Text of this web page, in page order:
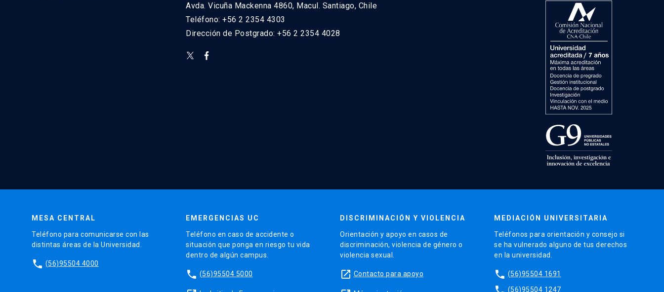
Avda. Vicuña Mackenna 4860, Macul. Santiago, Chile
Teléfono: +56 2 2354 4303
Dirección de Postgrado: +56 2 2354 4028
MESA CENTRAL
Teléfono para comunicarse con las
distintas áreas de la Universidad.
phone (56)95504 4000
EMERGENCIAS UC
Teléfono en caso de accidente o
situación que ponga en riesgo tu vida
dentro de algún campus.
phone (56)95504 5000
DISCRIMINACIÓN Y VIOLENCIA
Orientación y apoyo en casos de
discriminación, violencia de género o
violencia sexual.
launch Contacto para apoyo
MEDIACIÓN UNIVERSITARIA
Teléfonos para orientación y consejo si
se ha vulnerado alguno de tus derechos
en la universidad.
phone (56)95504 1691
(56)95504 1247